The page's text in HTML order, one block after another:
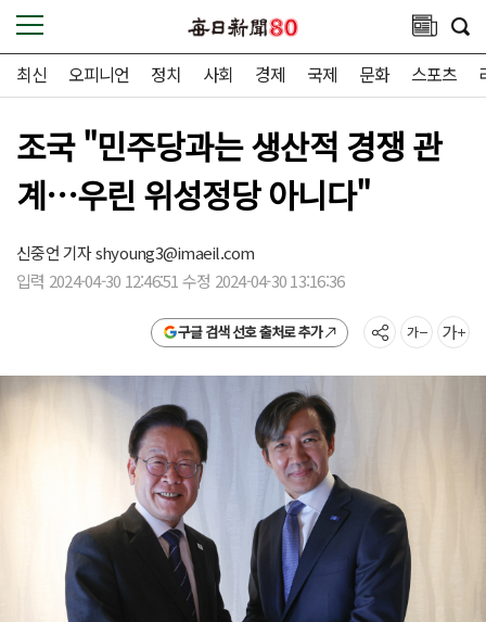
최신 오피니언 정치 사회 경제 국제 문화 스포츠
조국 "민주당과는 생산적 경쟁 관
계…우린 위성정당 아니다"
신중언 기자shyoung3@imaeil.com
입력 2024-04-30 12:46:51 수정 2024-04-30 13:16:36
구글 검색 선호 출처로 추가